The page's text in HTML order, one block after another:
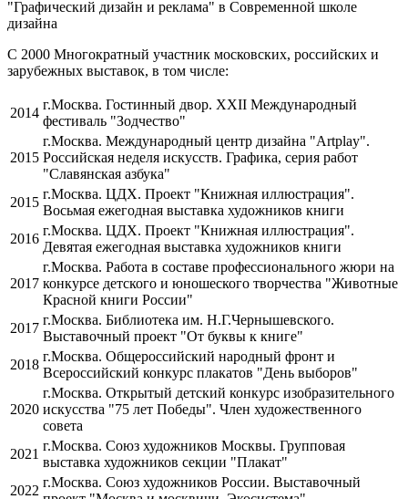
"Графический дизайн и реклама" в Современной школе
дизайна
С 2000 Многократный участник московских, российских и
зарубежных выставок, в том числе:
2014
г.Москва. Гостинный двор. XXII Международный
фестиваль "Зодчество"
2015
г.Москва. Международный центр дизайна "Artplay".
Российская неделя искусств. Графика, серия работ
"Славянская азбука"
2015
г.Москва. ЦДХ. Проект "Книжная иллюстрация".
Восьмая ежегодная выставка художников книги
2016
г.Москва. ЦДХ. Проект "Книжная иллюстрация".
Девятая ежегодная выставка художников книги
2017
г.Москва. Работа в составе профессионального жюри на
конкурсе детского и юношеского творчества "Животные
Красной книги России"
2017
г.Москва. Библиотека им. Н.Г.Чернышевского.
Выставочный проект "От буквы к книге"
2018
г.Москва. Общероссийский народный фронт и
Всероссийский конкурс плакатов "День выборов"
2020
г.Москва. Открытый детский конкурс изобразительного
искусства "75 лет Победы". Член художественного
совета
2021
г.Москва. Союз художников Москвы. Групповая
выставка художников секции "Плакат"
2022
г.Москва. Союз художников России. Выставочный